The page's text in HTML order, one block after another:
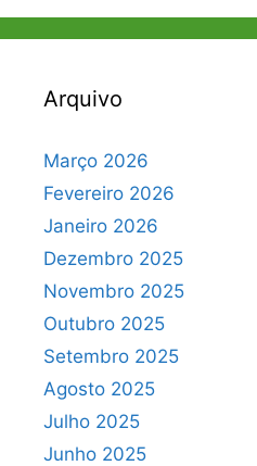
Arquivo
Março 2026
Fevereiro 2026
Janeiro 2026
Dezembro 2025
Novembro 2025
Outubro 2025
Setembro 2025
Agosto 2025
Julho 2025
Junho 2025